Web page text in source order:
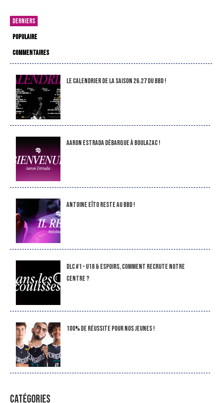
DERNIERS
POPULAIRE
COMMENTAIRES
LE CALENDRIER DE LA SAISON 26.27 DU BBD !
Aaron Estrada débarque à Boulazac !
Antoine Eïto reste au BBD !
DLC #1 – U18 & Espoirs, comment recrute notre
Centre ?
100% de réussite pour nos jeunes !
CATÉGORIES